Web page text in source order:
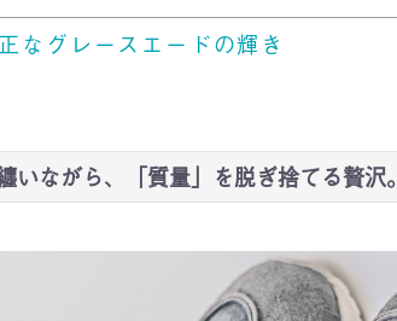
なグレースエードの輝き
ながら、「質量」を脱ぎ捨てる贅沢。